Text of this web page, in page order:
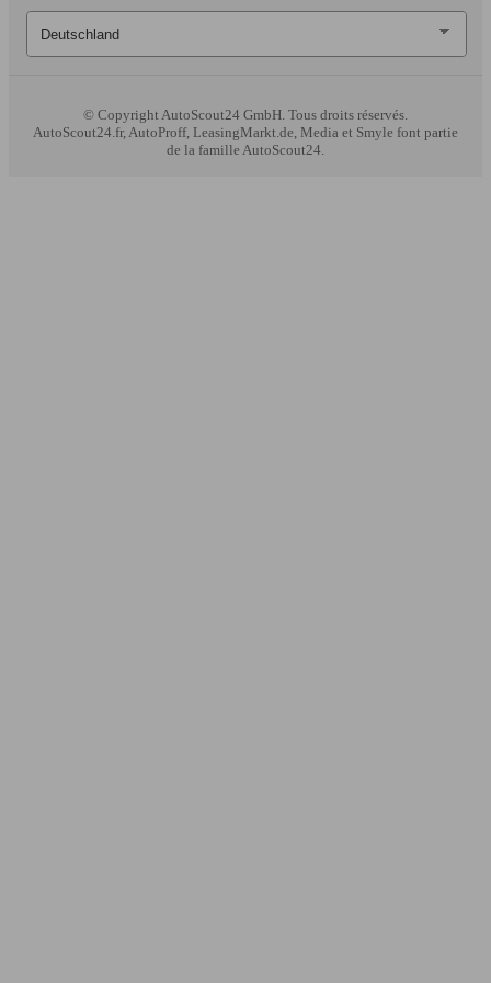
© CopyrightAutoScout24 GmbH. Tous droits réservés.
AutoScout24.fr, AutoProff, LeasingMarkt.de, Media et Smyle font partie
de la famille AutoScout24.